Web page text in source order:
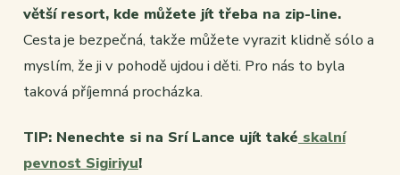
větší resort, kde můžete jít třeba na zip-line.
Cesta je bezpečná, takže můžete vyrazit klidně sólo a
myslím, že ji v pohodě ujdou i děti. Pro nás to byla
taková příjemná procházka.
TIP: Nenechte si na Srí Lance ujít také skalní
pevnost Sigiriyu!